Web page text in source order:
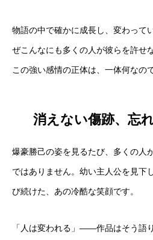
物語の中で確かに成長し、変わって
ぜこんなにも多くの人が彼らを許せ
この強い感情の正体は、一体何なの
消えない傷跡、忘
爆豪勝己の姿を見るたび、多くの人
ではありません。幼い主人公を見下
び続けた、あの冷酷な笑顔です。
「人は変われる」——作品はそう語